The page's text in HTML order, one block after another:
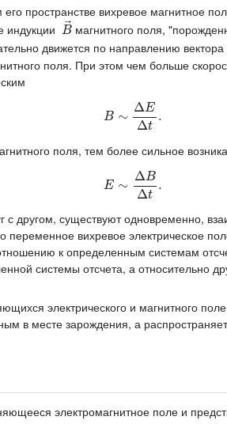
пространстве вихревое магнитное
индукции B⃗
B→магнитного поля,
движется по направлению
поля. При этом чем больше
B ∼
ΔE
Δt
.
B ∼ΔEΔt.
поля, тем более сильное
E ∼
ΔB
Δt
.
E ∼ΔBΔt.
с другом, существуют одновременно,
переменное вихревое электрическое
к определенным системам
системы отсчета, а относительно
электрического и магнитного
в месте зарождения, а
электромагнитное поле и